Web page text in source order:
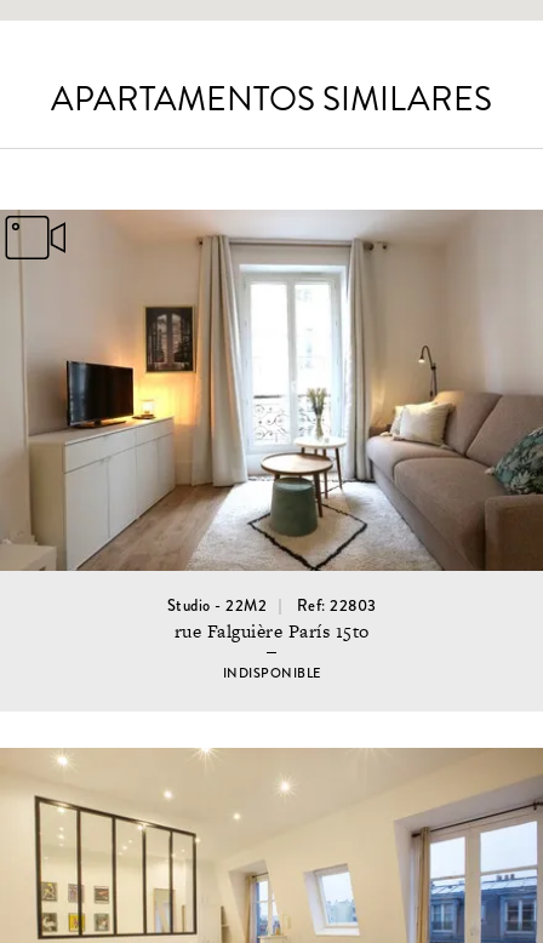
APARTAMENTOS SIMILARES
Studio - 22M2 Ref: 22803
rue Falguière París 15to
INDISPONIBLE